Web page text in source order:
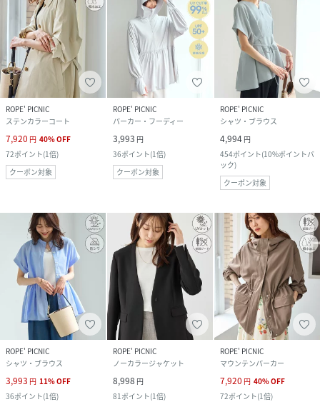
ROPE' PICNIC
ステンカラーコート
7,920 円 40%OFF
72ポイント(1倍)
クーポン対象
ROPE' PICNIC
パーカー・フーディー
3,993 円
36ポイント(1倍)
クーポン対象
ROPE' PICNIC
シャツ・ブラウス
4,994 円
454ポイント(10%ポイントバ
ック)
クーポン対象
ROPE' PICNIC
シャツ・ブラウス
3,993 円 11%OFF
36ポイント(1倍)
ROPE' PICNIC
ノーカラージャケット
8,998 円
81 ポイント(1倍)
ROPE' PICNIC
マウンテンパーカー
7,920 円 40%OFF
72ポイント(1倍)